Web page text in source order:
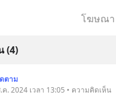
โฆษณา
(4)
ตาม
ค. 2024 เวลา 13:05 • ความคิดเห็น